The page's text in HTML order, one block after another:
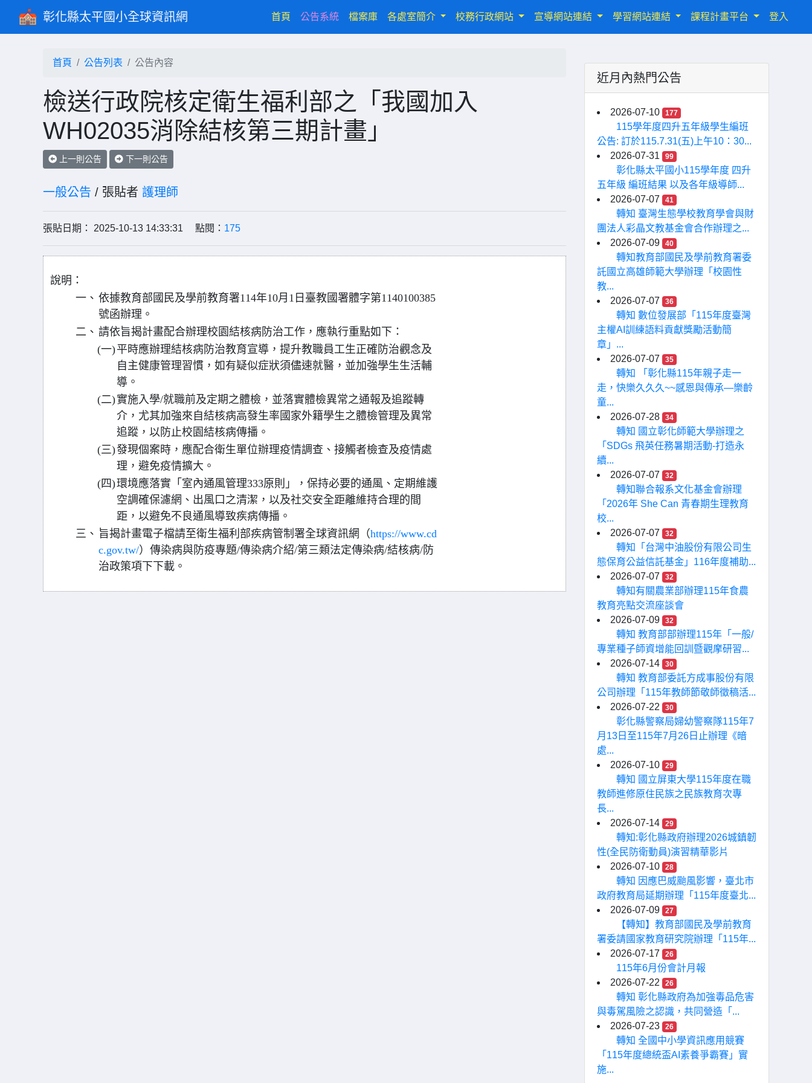
彰化縣太平國小全球資訊網 首頁(current)
公告系統 檔案庫 各處室簡介 校務行政網站 宣導網站連結 學習網站連結 課程計畫平台 登入
首頁 公告列表 公告內容
檢送行政院核定衛生福利部之「我國加入
WH02035消除結核第三期計畫」
上一則公告 下一則公告
一般公告 / 張貼者 護理師
張貼日期： 2025-10-13 14:33:31 點閱： 175
說明：
一、 依據教育部國民及學前教育署114年10月1日臺教國署體字第1140100385
號函辦理。
二、 請依旨揭計畫配合辦理校園結核病防治工作，應執行重點如下：
(一)平時應辦理結核病防治教育宣導，提升教職員工生正確防治觀念及
自主健康管理習慣，如有疑似症狀須儘速就醫，並加強學生生活輔
導。
(二)實施入學/就職前及定期之體檢，並落實體檢異常之通報及追蹤轉
介，尤其加強來自結核病高發生率國家外籍學生之體檢管理及異常
追蹤，以防止校園結核病傳播。
(三)發現個案時，應配合衛生單位辦理疫情調查、接觸者檢查及疫情處
理，避免疫情擴大。
(四)環境應落實「室內通風管理333原則」，保持必要的通風、定期維護
空調確保濾網、出風口之清潔，以及社交安全距離維持合理的間
距，以避免不良通風導致疾病傳播。
三、 旨揭計畫電子檔請至衛生福利部疾病管制署全球資訊網（https://www.cd
c.gov.tw/）傳染病與防疫專題/傳染病介紹/第三類法定傳染病/結核病/防
治政策項下下載。
近月內熱門公告
2026-07-10 177
115學年度四升五年級學生編班
公告: 訂於115.7.31(五)上午10：30...
2026-07-31
99
彰化縣太平國小115學年度 四升
五年級 編班結果 以及各年級導師...
2026-07-07
41
轉知 臺灣生態學校教育學會與財
團法人彩晶文教基金會合作辦理之...
2026-07-09
40
轉知教育部國民及學前教育署委
託國立高雄師範大學辦理「校園性
教...
2026-07-07
36
轉知 數位發展部「115年度臺灣
主權AI訓練語料貢獻獎勵活動簡
章」...
2026-07-07
35
轉知 「彰化縣115年親子走一
走，快樂久久久~~感恩與傳承—樂齡
童...
2026-07-28
34
轉知 國立彰化師範大學辦理之
「SDGs 飛英任務暑期活動-打造永
續...
2026-07-07
32
轉知聯合報系文化基金會辦理
「2026年 She Can 青春期生理教育
校...
2026-07-07
32
轉知「台灣中油股份有限公司生
態保育公益信託基金」116年度補助...
2026-07-07
32
轉知有關農業部辦理115年食農
教育亮點交流座談會
2026-07-09
32
轉知 教育部部辦理115年「一般/
專業種子師資增能回訓暨觀摩研習...
2026-07-14
30
轉知 教育部委託方成事股份有限
公司辦理「115年教師節敬師徵稿活...
2026-07-22
30
彰化縣警察局婦幼警察隊115年7
月13日至115年7月26日止辦理《暗
處...
2026-07-10
29
轉知 國立屏東大學115年度在職
教師進修原住民族之民族教育次專
長...
2026-07-14
29
轉知:彰化縣政府辦理2026城鎮韌
性(全民防衛動員)演習精華影片
2026-07-10
28
轉知 因應巴威颱風影響，臺北市
政府教育局延期辦理「115年度臺北...
2026-07-09
27
【轉知】教育部國民及學前教育
署委請國家教育研究院辦理「115年...
2026-07-17
26
115年6月份會計月報
2026-07-22
26
轉知 彰化縣政府為加強毒品危害
與毒駕風險之認識，共同營造「...
2026-07-23
26
轉知 全國中小學資訊應用競賽
「115年度總統盃AI素養爭霸賽」實
施...